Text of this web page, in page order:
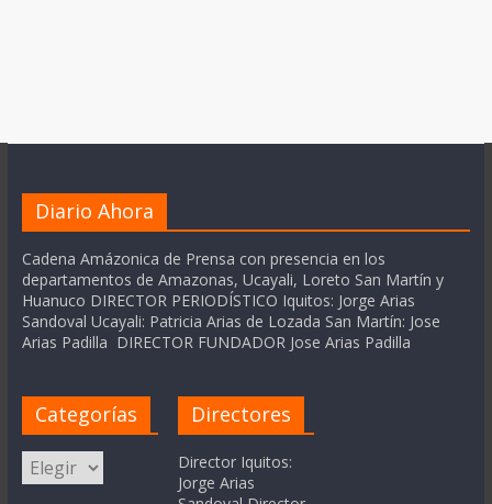
Diario Ahora
Cadena Amázonica de Prensa con presencia en los
departamentos de Amazonas, Ucayali, Loreto San Martín y
Huanuco DIRECTOR PERIODÍSTICO Iquitos: Jorge Arias
Sandoval Ucayali: Patricia Arias de Lozada San Martín: Jose
Arias Padilla DIRECTOR FUNDADOR Jose Arias Padilla
Categorías
Categorías
Directores
Director Iquitos:
Jorge Arias